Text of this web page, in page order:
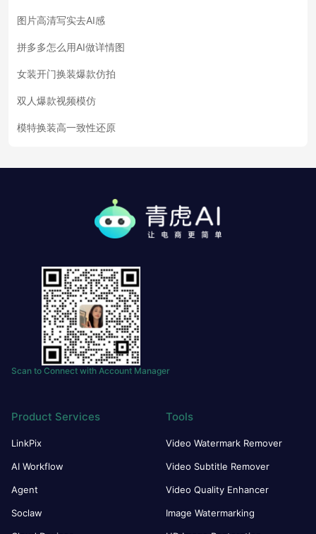
图片高清写实去AI感
拼多多怎么用AI做详情图
女装开门换装爆款仿拍
双人爆款视频模仿
模特换装高一致性还原
Scan to Connect with Account Manager
Product Services
LinkPix
AI Workflow
Agent
Soclaw
Tools
Video Watermark Remover
Video Subtitle Remover
Video Quality Enhancer
Image Watermarking